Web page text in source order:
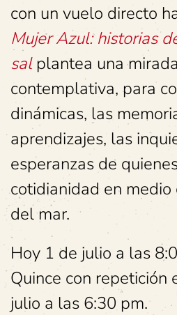
con un vuelo directo
Mujer Azul: historias
salplantea una
contemplativa, para
dinámicas, las
aprendizajes, las
esperanzas de
cotidianidad en
del mar.
Hoy 1 de julio a las
Quince con repetición
julio a las 6:30 pm.